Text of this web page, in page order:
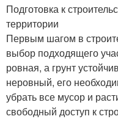
Подготовка к
территории
Первым шагом в
выбор подходящего
ровная, а грунт
неровный, его
убрать все мусор и
свободный доступ к